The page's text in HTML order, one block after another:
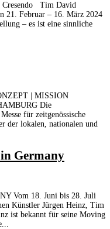
Cresendo Tim David
21. Februar – 16. März 2024
– es ist eine sinnliche
| MISSION
Die
für zeitgenössische
der lokalen, nationalen und
Germany
Vom 18. Juni bis 28. Juli
Künstler Jürgen Heinz, Tim
ist bekannt für seine Moving